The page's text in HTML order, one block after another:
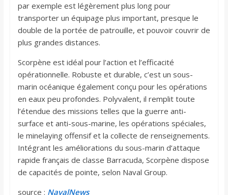
par exemple est légèrement plus long pour
transporter un équipage plus important, presque le
double de la portée de patrouille, et pouvoir couvrir de
plus grandes distances.
Scorpène est idéal pour l’action et l’efficacité
opérationnelle. Robuste et durable, c’est un sous-
marin océanique également conçu pour les opérations
en eaux peu profondes. Polyvalent, il remplit toute
l’étendue des missions telles que la guerre anti-
surface et anti-sous-marine, les opérations spéciales,
le minelaying offensif et la collecte de renseignements.
Intégrant les améliorations du sous-marin d’attaque
rapide français de classe Barracuda, Scorpène dispose
de capacités de pointe, selon Naval Group.
source : NavalNews